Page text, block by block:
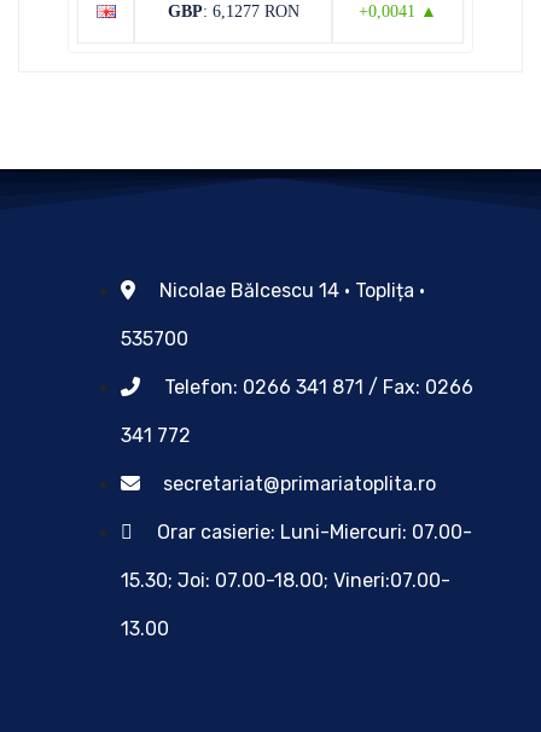
GBP: 6,1277 RON +0,0041 ▲
Nicolae Bălcescu 14 • Toplița •
535700
Telefon: 0266 341 871 / Fax: 0266
341 772
secretariat@primariatoplita.ro
Orar casierie: Luni-Miercuri: 07.00-
15.30; Joi: 07.00-18.00; Vineri:07.00-
13.00